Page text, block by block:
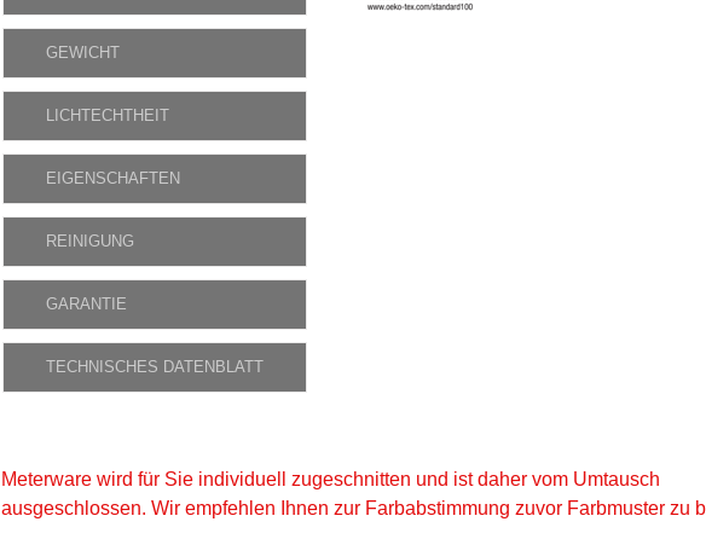
GEWICHT
LICHTECHTHEIT
EIGENSCHAFTEN
REINIGUNG
GARANTIE
TECHNISCHES DATENBLATT
Meterware wird für Sie individuell zugeschnitten und ist daher vom Umtausch
ausgeschlossen. Wir empfehlen Ihnen zur Farbabstimmung zuvor Farbmuster zu